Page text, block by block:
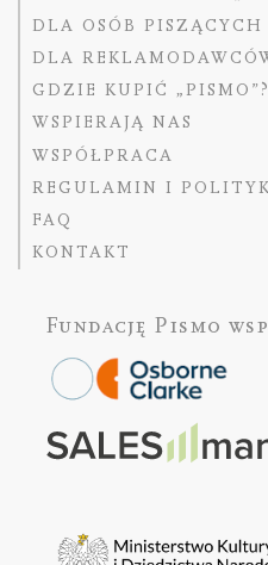
DLA OSÓB PISZĄCYCH
DLA
GDZIE KUPIĆ „PISMO”?
WSPIERAJĄ NAS
WSPÓŁPRACA
REGULAMIN I
FAQ
KONTAKT
Fundację Pismo